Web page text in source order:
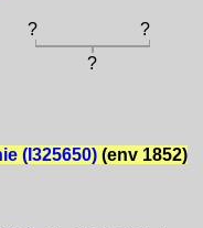
?
?
?
(I325650)(env 1852)